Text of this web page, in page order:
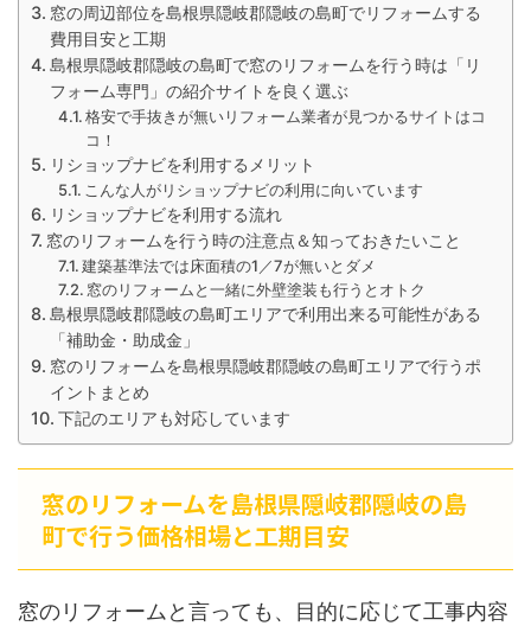
窓の周辺部位を島根県隠岐郡隠岐の島町でリフォームする
費用目安と工期
島根県隠岐郡隠岐の島町で窓のリフォームを行う時は「リ
フォーム専門」の紹介サイトを良く選ぶ
格安で手抜きが無いリフォーム業者が見つかるサイトはコ
コ！
リショップナビを利用するメリット
こんな人がリショップナビの利用に向いています
リショップナビを利用する流れ
窓のリフォームを行う時の注意点＆知っておきたいこと
建築基準法では床面積の1／7が無いとダメ
窓のリフォームと一緒に外壁塗装も行うとオトク
島根県隠岐郡隠岐の島町エリアで利用出来る可能性がある
「補助金・助成金」
窓のリフォームを島根県隠岐郡隠岐の島町エリアで行うポ
イントまとめ
下記のエリアも対応しています
窓のリフォームを島根県隠岐郡隠岐の島
町で行う価格相場と工期目安
窓のリフォームと言っても、目的に応じて工事内容